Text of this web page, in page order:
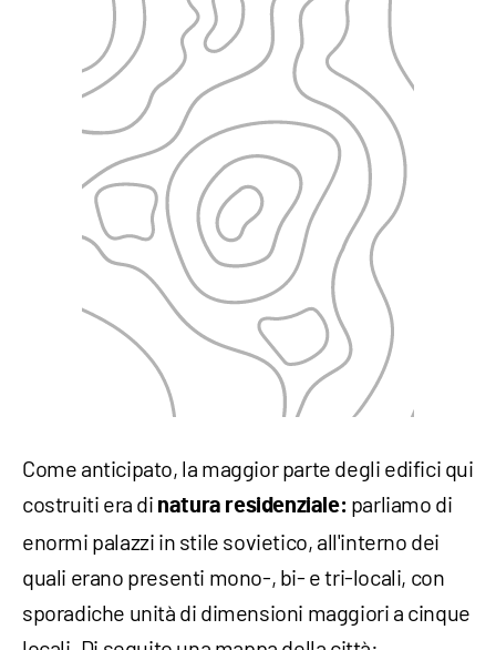
Come anticipato, la maggior parte degli edifici qui
costruiti era di natura residenziale: parliamo di
enormi palazzi in stile sovietico, all'interno dei
quali erano presenti mono-, bi- e tri-locali, con
sporadiche unità di dimensioni maggiori a cinque